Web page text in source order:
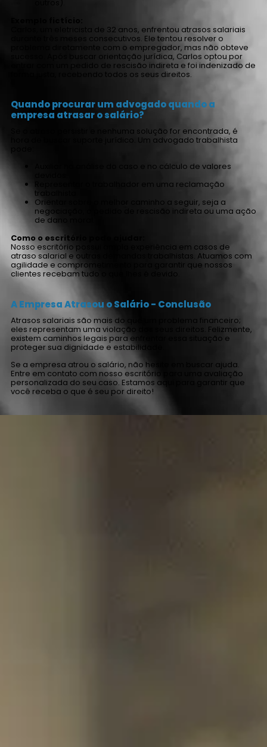
Carlos, um eletricista de 32 anos, enfrentou atrasos salariais
durante três meses consecutivos. Ele tentou resolver o
problema diretamente com o empregador, mas não obteve
sucesso. Após buscar orientação jurídica, Carlos optou por
entrar com um pedido de rescisão indireta e foi indenizado de
forma justa, recebendo todos os seus direitos.
Quando procurar um advogado quando a
empresa atrasar o salário?
Se o atraso persistir e nenhuma solução for encontrada, é
hora de buscar suporte jurídico. Um advogado trabalhista
Auxiliar na análise do caso e no cálculo de valores
Representar o trabalhador em uma reclamação
trabalhista.
Orientar sobre o melhor caminho a seguir, seja a
negociação, o pedido de rescisão indireta ou uma ação
de dano moral.
Como o escritório pode ajudar:
Nosso escritório possui ampla experiência em casos de
atraso salarial e outras demandas trabalhistas. Atuamos com
agilidade e comprometimento para garantir que nossos
clientes recebam tudo o que lhes é devido.
A Empresa Atrasou o Salário - Conclusão
Atrasos salariais são mais do que um problema financeiro;
eles representam uma violação dos seus direitos. Felizmente,
existem caminhos legais para enfrentar essa situação e
proteger sua dignidade e estabilidade.
Se a empresa atrou o salário, não hesite em buscar ajuda.
Entre em contato com nosso escritório para uma avaliação
personalizada do seu caso. Estamos aqui para garantir que
você receba o que é seu por direito!